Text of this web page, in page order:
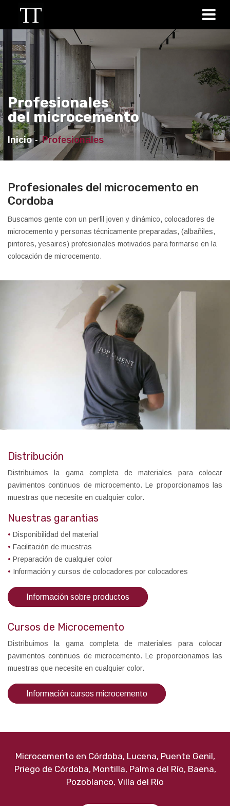
Profesionales
del microcemento
Inicio Profesionales
Profesionales del microcemento en
Cordoba
Buscamos gente con un perfil joven y dinámico, colocadores de
microcemento y personas técnicamente preparadas, (albañiles,
pintores, yesaires) profesionales motivados para formarse en la
colocación de microcemento.
Distribución
Distribuimos la gama completa de materiales para colocar
pavimentos continuos de microcemento. Le proporcionamos las
muestras que necesite en cualquier color.
Nuestras garantias
• Disponibilidad del material
• Facilitación de muestras
• Preparación de cualquier color
• Información y cursos de colocadores por colocadores
Información sobre productos
Cursos de Microcemento
Distribuimos la gama completa de materiales para colocar
pavimentos continuos de microcemento. Le proporcionamos las
muestras que necesite en cualquier color.
Información cursos microcemento
Microcemento en Córdoba, Lucena, Puente Genil,
Priego de Córdoba, Montilla, Palma del Río, Baena,
Pozoblanco, Villa del Río